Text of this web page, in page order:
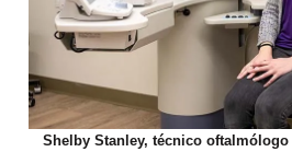
Shelby Stanley, técnico